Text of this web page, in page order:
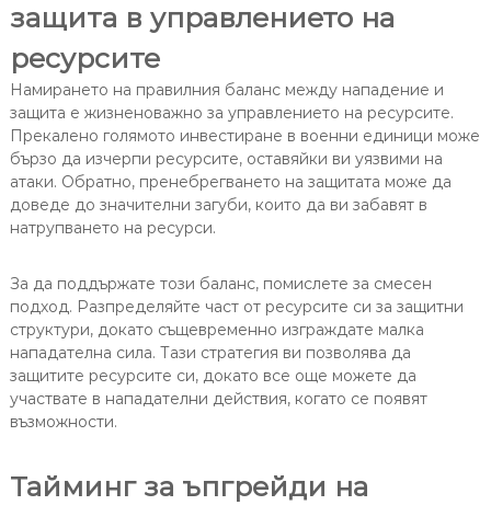
защита в управлението на
ресурсите
Намирането на правилния баланс между нападение и
защита е жизненоважно за управлението на ресурсите.
Прекалено голямото инвестиране в военни единици може
бързо да изчерпи ресурсите, оставяйки ви уязвими на
атаки. Обратно, пренебрегването на защитата може да
доведе до значителни загуби, които да ви забавят в
натрупването на ресурси.
За да поддържате този баланс, помислете за смесен
подход. Разпределяйте част от ресурсите си за защитни
структури, докато същевременно изграждате малка
нападателна сила. Тази стратегия ви позволява да
защитите ресурсите си, докато все още можете да
участвате в нападателни действия, когато се появят
възможности.
Тайминг за ъпгрейди на